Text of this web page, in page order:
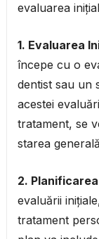
evaluarea
1. Evaluarea
începe cu o
dentist sau un
acestei
tratament, se
starea
2.
evaluării
tratament